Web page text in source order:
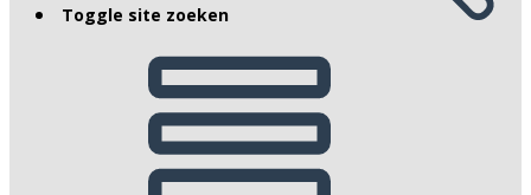
Toggle site zoeken